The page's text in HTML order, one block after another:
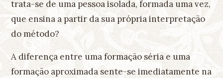
trata-se de uma pessoa isolada, formada uma vez,
que ensina a partir da sua própria interpretação
do método?
A diferença entre uma formação séria e uma
formação aproximada sente-se imediatamente na